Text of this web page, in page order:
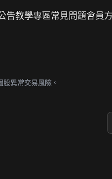
告教學專區常見問題會員
異常交易風險。